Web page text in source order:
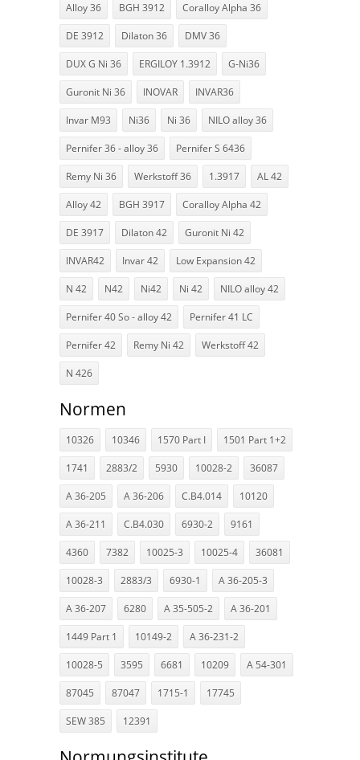
Alloy 36 BGH 3912 Coralloy Alpha 36
DE 3912 Dilaton 36 DMV 36
DUX G Ni 36 ERGILOY 1.3912 G-Ni36
Guronit Ni 36 INOVAR INVAR36
Invar M93 Ni36 Ni 36 NILO alloy 36
Pernifer 36 - alloy 36 Pernifer S 6436
Remy Ni 36 Werkstoff 36 1.3917 AL 42
Alloy 42 BGH 3917 Coralloy Alpha 42
DE 3917 Dilaton 42 Guronit Ni 42
INVAR42 Invar 42 Low Expansion 42
N 42 N42 Ni42 Ni 42 NILO alloy 42
Pernifer 40 So - alloy 42 Pernifer 41 LC
Pernifer 42 Remy Ni 42 Werkstoff 42
N 426
Normen
10326 10346 1570 Part I 1501 Part 1+2
1741 2883/2 5930 10028-2 36087
A 36-205 A 36-206 C.B4.014 10120
A 36-211 C.B4.030 6930-2 9161
4360 7382 10025-3 10025-4 36081
10028-3 2883/3 6930-1 A 36-205-3
A 36-207 6280 A 35-505-2 A 36-201
1449 Part 1 10149-2 A 36-231-2
10028-5 3595 6681 10209 A 54-301
87045 87047 1715-1 17745
SEW 385 12391